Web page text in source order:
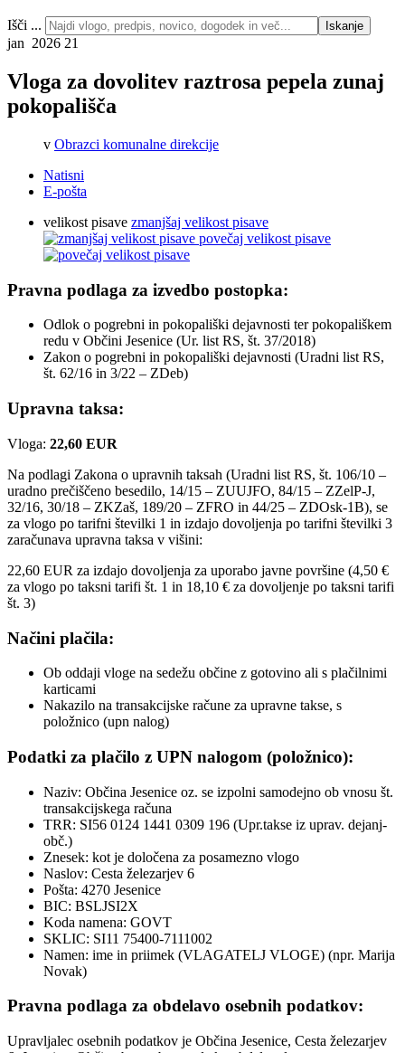
Išči ... Iskanje
jan 2026 21
Vloga za dovolitev raztrosa pepela zunaj
pokopališča
v Obrazci komunalne direkcije
Natisni
E-pošta
velikost pisave zmanjšaj velikost pisave
povečaj velikost pisave
Pravna podlaga za izvedbo postopka:
Odlok o pogrebni in pokopališki dejavnosti ter pokopališkem
redu v Občini Jesenice (Ur. list RS, št. 37/2018)
Zakon o pogrebni in pokopališki dejavnosti (Uradni list RS,
št. 62/16 in 3/22 – ZDeb)
Upravna taksa:
Vloga: 22,60 EUR
Na podlagi Zakona o upravnih taksah (Uradni list RS, št. 106/10 –
uradno prečiščeno besedilo, 14/15 – ZUUJFO, 84/15 – ZZelP-J,
32/16, 30/18 – ZKZaš, 189/20 – ZFRO in 44/25 – ZDOsk-1B), se
za vlogo po tarifni številki 1 in izdajo dovoljenja po tarifni številki 3
zaračunava upravna taksa v višini:
22,60 EUR za izdajo dovoljenja za uporabo javne površine (4,50 €
za vlogo po taksni tarifi št. 1 in 18,10 € za dovoljenje po taksni tarifi
št. 3)
Načini plačila:
Ob oddaji vloge na sedežu občine z gotovino ali s plačilnimi
karticami
Nakazilo na transakcijske račune za upravne takse, s
položnico (upn nalog)
Podatki za plačilo z UPN nalogom (položnico):
Naziv: Občina Jesenice oz. se izpolni samodejno ob vnosu št.
transakcijskega računa
TRR: SI56 0124 1441 0309 196 (Upr.takse iz uprav. dejanj-
obč.)
Znesek: kot je določena za posamezno vlogo
Naslov: Cesta železarjev 6
Pošta: 4270 Jesenice
BIC: BSLJSI2X
Koda namena: GOVT
SKLIC: SI11 75400-7111002
Namen: ime in priimek (VLAGATELJ VLOGE) (npr. Marija
Novak)
Pravna podlaga za obdelavo osebnih podatkov:
Upravljalec osebnih podatkov je Občina Jesenice, Cesta železarjev